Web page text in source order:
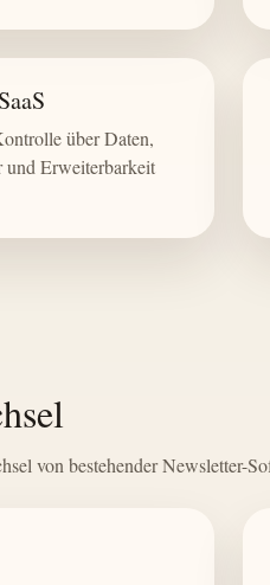
über Daten,
und Erweiterbarkeit
von bestehender Newsletter-